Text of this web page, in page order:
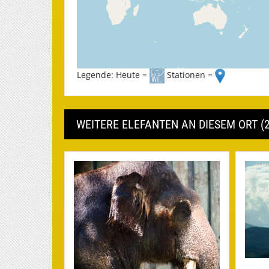
Legende: Heute = Stationen =
WEITERE ELEFANTEN AN DIESEM ORT